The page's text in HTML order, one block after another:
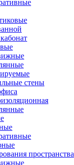
стены
пространства